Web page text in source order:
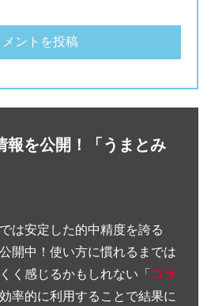
報を公開！「うまとみ
では安定した的中精度を誇る
開中！使い方に慣れるまでは
く感じるかもしれない「コラ
率的に利用することで結果に